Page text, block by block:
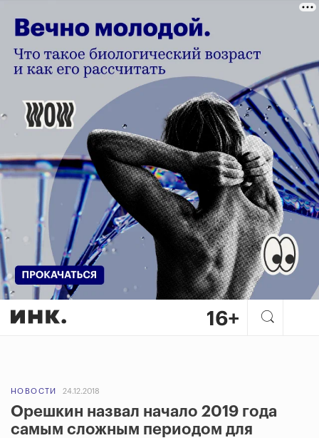
НОВОСТИ 24.12.2018
Орешкин назвал начало 2019 года
самым сложным периодом для